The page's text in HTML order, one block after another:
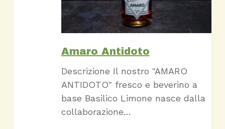
Amaro Antidoto
Descrizione Il nostro "AMARO
ANTIDOTO" fresco e beverino a
base Basilico Limone nasce dalla
collaborazione…